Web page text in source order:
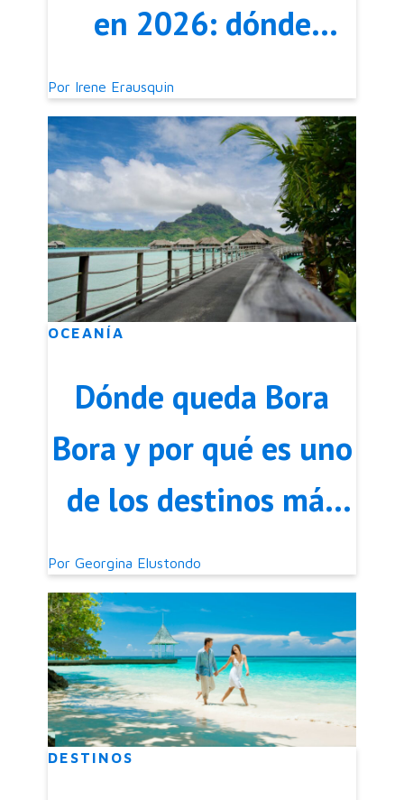
en 2026: dónde
quedan
Por Irene Erausquin
OCEANÍA
Dónde queda Bora
Bora y por qué es uno
de los destinos más
famosos del mundo
Por Georgina Elustondo
DESTINOS